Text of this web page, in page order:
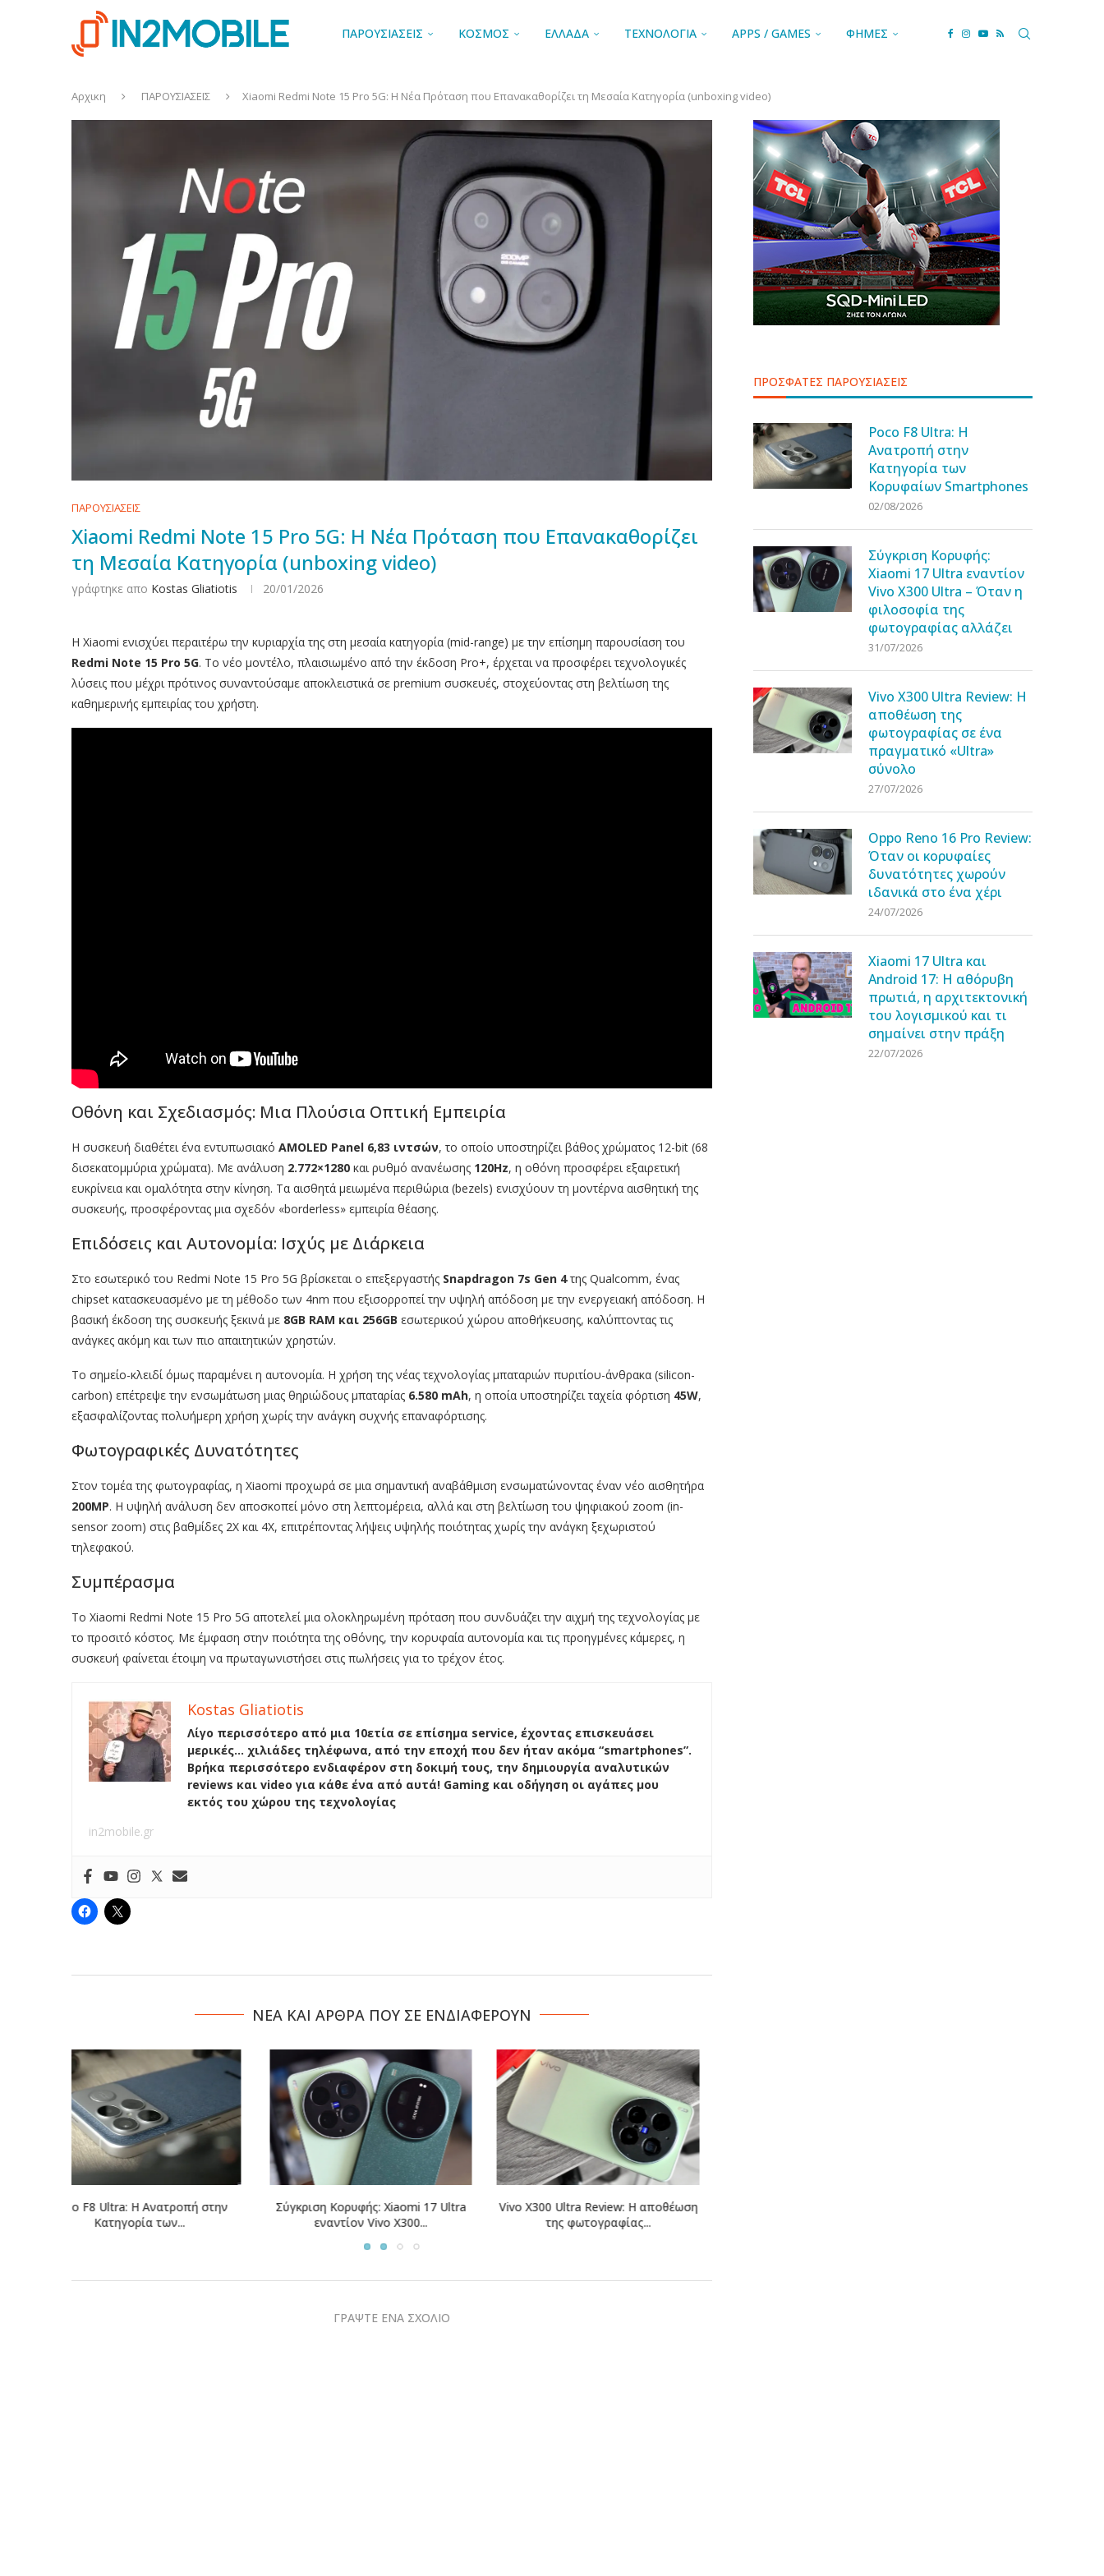
ΠΑΡΟΥΣΙΑΣΕΙΣ ΚΟΣΜΟΣ ΕΛΛΑΔΑ ΤΕΧΝΟΛΟΓΙΑ APPS / GAMES ΦΗΜΕΣ
Αρχικη ΠΑΡΟΥΣΙΑΣΕΙΣ Xiaomi Redmi Note 15 Pro 5G: Η Νέα Πρόταση που Επανακαθορίζει τη Μεσαία Κατηγορία (unboxing video)
ΠΑΡΟΥΣΙΑΣΕΙΣ
Xiaomi Redmi Note 15 Pro 5G: Η Νέα Πρόταση που Επανακαθορίζει
τη Μεσαία Κατηγορία (unboxing video)
γράφτηκε απο Kostas Gliatiotis 20/01/2026
Η Xiaomi ενισχύει περαιτέρω την κυριαρχία της στη μεσαία κατηγορία (mid-range) με την επίσημη παρουσίαση του
Redmi Note 15 Pro 5G. Το νέο μοντέλο, πλαισιωμένο από την έκδοση Pro+, έρχεται να προσφέρει τεχνολογικές
λύσεις που μέχρι πρότινος συναντούσαμε αποκλειστικά σε premium συσκευές, στοχεύοντας στη βελτίωση της
καθημερινής εμπειρίας του χρήστη.
Οθόνη και Σχεδιασμός: Μια Πλούσια Οπτική Εμπειρία
Η συσκευή διαθέτει ένα εντυπωσιακό AMOLED Panel 6,83 ιντσών, το οποίο υποστηρίζει βάθος χρώματος 12-bit (68
δισεκατομμύρια χρώματα). Με ανάλυση 2.772×1280 και ρυθμό ανανέωσης 120Hz, η οθόνη προσφέρει εξαιρετική
ευκρίνεια και ομαλότητα στην κίνηση. Τα αισθητά μειωμένα περιθώρια (bezels) ενισχύουν τη μοντέρνα αισθητική της
συσκευής, προσφέροντας μια σχεδόν «borderless» εμπειρία θέασης.
Επιδόσεις και Αυτονομία: Ισχύς με Διάρκεια
Στο εσωτερικό του Redmi Note 15 Pro 5G βρίσκεται ο επεξεργαστής Snapdragon 7s Gen 4της Qualcomm, ένας
chipset κατασκευασμένο με τη μέθοδο των 4nm που εξισορροπεί την υψηλή απόδοση με την ενεργειακή απόδοση. Η
βασική έκδοση της συσκευής ξεκινά με 8GB RAM και 256GB εσωτερικού χώρου αποθήκευσης, καλύπτοντας τις
ανάγκες ακόμη και των πιο απαιτητικών χρηστών.
Το σημείο-κλειδί όμως παραμένει η αυτονομία. Η χρήση της νέας τεχνολογίας μπαταριών πυριτίου-άνθρακα (silicon-
carbon) επέτρεψε την ενσωμάτωση μιας θηριώδους μπαταρίας 6.580 mAh, η οποία υποστηρίζει ταχεία φόρτιση 45W,
εξασφαλίζοντας πολυήμερη χρήση χωρίς την ανάγκη συχνής επαναφόρτισης.
Φωτογραφικές Δυνατότητες
Στον τομέα της φωτογραφίας, η Xiaomi προχωρά σε μια σημαντική αναβάθμιση ενσωματώνοντας έναν νέο αισθητήρα
200MP. Η υψηλή ανάλυση δεν αποσκοπεί μόνο στη λεπτομέρεια, αλλά και στη βελτίωση του ψηφιακού zoom (in-
sensor zoom) στις βαθμίδες 2Χ και 4Χ, επιτρέποντας λήψεις υψηλής ποιότητας χωρίς την ανάγκη ξεχωριστού
τηλεφακού.
Συμπέρασμα
Το Xiaomi Redmi Note 15 Pro 5G αποτελεί μια ολοκληρωμένη πρόταση που συνδυάζει την αιχμή της τεχνολογίας με
το προσιτό κόστος. Με έμφαση στην ποιότητα της οθόνης, την κορυφαία αυτονομία και τις προηγμένες κάμερες, η
συσκευή φαίνεται έτοιμη να πρωταγωνιστήσει στις πωλήσεις για το τρέχον έτος.
Kostas Gliatiotis
Λίγο περισσότερο από μια 10ετία σε επίσημα service, έχοντας επισκευάσει
μερικές… χιλιάδες τηλέφωνα, από την εποχή που δεν ήταν ακόμα “smartphones”.
Βρήκα περισσότερο ενδιαφέρον στη δοκιμή τους, την δημιουργία αναλυτικών
reviews και video για κάθε ένα από αυτά! Gaming και οδήγηση οι αγάπες μου
εκτός του χώρου της τεχνολογίας
in2mobile.gr
NΕΑ ΚΑΙ ΑΡΘΡΑ ΠΟΥ ΣΕ ΕΝΔΙΑΦΕΡΟΥΝ
Σύγκριση Κορυφής: Xiaomi 17 Ultra
εναντίον Vivo X300...
Vivo X300 Ultra Review: Η αποθέωση
της φωτογραφίας...
Oppo Reno 16 Pro Review: Όταν οι
κορυφαίες...
ΓΡΑΨΤΕ ΕΝΑ ΣΧΟΛΙΟ
ΠΡΟΣΦΑΤΕΣ ΠΑΡΟΥΣΙΑΣΕΙΣ
Poco F8 Ultra: Η
Ανατροπή στην
Κατηγορία των
Κορυφαίων Smartphones
02/08/2026
Σύγκριση Κορυφής:
Xiaomi 17 Ultra εναντίον
Vivo X300 Ultra – Όταν η
φιλοσοφία της
φωτογραφίας αλλάζει
31/07/2026
Vivo X300 Ultra Review: Η
αποθέωση της
φωτογραφίας σε ένα
πραγματικό «Ultra»
σύνολο
27/07/2026
Oppo Reno 16 Pro Review:
Όταν οι κορυφαίες
δυνατότητες χωρούν
ιδανικά στο ένα χέρι
24/07/2026
Xiaomi 17 Ultra και
Android 17: Η αθόρυβη
πρωτιά, η αρχιτεκτονική
του λογισμικού και τι
σημαίνει στην πράξη
22/07/2026